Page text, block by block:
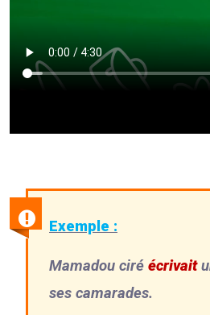
Exemple :
Mamadou ciré écrivait
ses camarades.